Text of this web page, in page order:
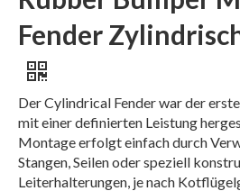
Fender
Der Cylindrical Fender war der
mit einer definierten Leistung
Montage erfolgt einfach durch
Stangen, Seilen oder speziell
Leiterhalterungen, je nach